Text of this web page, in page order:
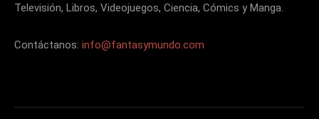
Televisión, Libros, Videojuegos, Ciencia, Cómics y Manga.
Contáctanos: info@fantasymundo.com